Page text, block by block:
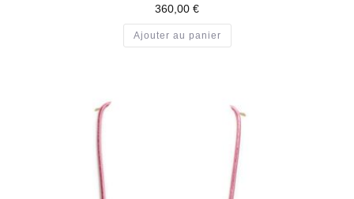
360,00 €
Ajouter au panier